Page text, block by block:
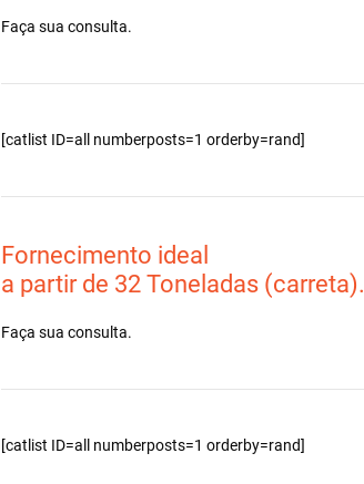
Faça sua consulta.
[catlist ID=all numberposts=1 orderby=rand]
Fornecimento ideal
a partir de 32 Toneladas (carreta).
Faça sua consulta.
[catlist ID=all numberposts=1 orderby=rand]